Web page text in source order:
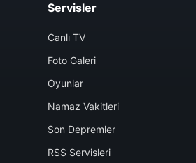
Servisler
Canlı TV
Foto Galeri
Oyunlar
Namaz Vakitleri
Son Depremler
RSS Servisleri